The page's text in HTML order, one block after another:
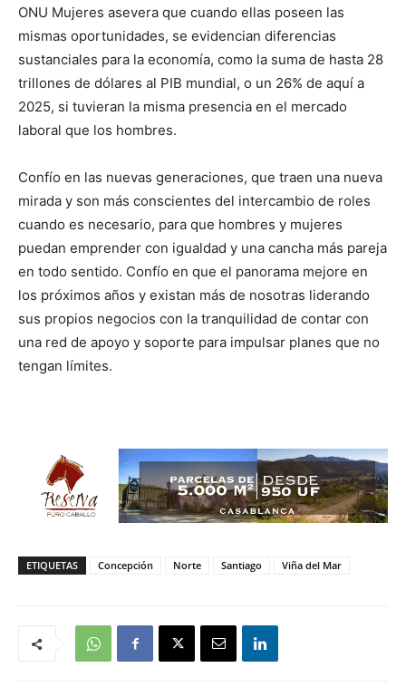
ONU Mujeres asevera que cuando ellas poseen las
mismas oportunidades, se evidencian diferencias
sustanciales para la economía, como la suma de hasta 28
trillones de dólares al PIB mundial, o un 26% de aquí a
2025, si tuvieran la misma presencia en el mercado
laboral que los hombres.
Confío en las nuevas generaciones, que traen una nueva
mirada y son más conscientes del intercambio de roles
cuando es necesario, para que hombres y mujeres
puedan emprender con igualdad y una cancha más pareja
en todo sentido. Confío en que el panorama mejore en
los próximos años y existan más de nosotras liderando
sus propios negocios con la tranquilidad de contar con
una red de apoyo y soporte para impulsar planes que no
tengan límites.
ETIQUETAS Concepción Norte Santiago Viña del Mar